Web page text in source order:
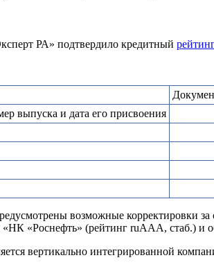
РА» подтвердило кредитный
выпуска и дата его присвоения
возможные корректировки за
«Роснефть» (рейтинг ruAAA, стаб.) и
вертикально интегрированной